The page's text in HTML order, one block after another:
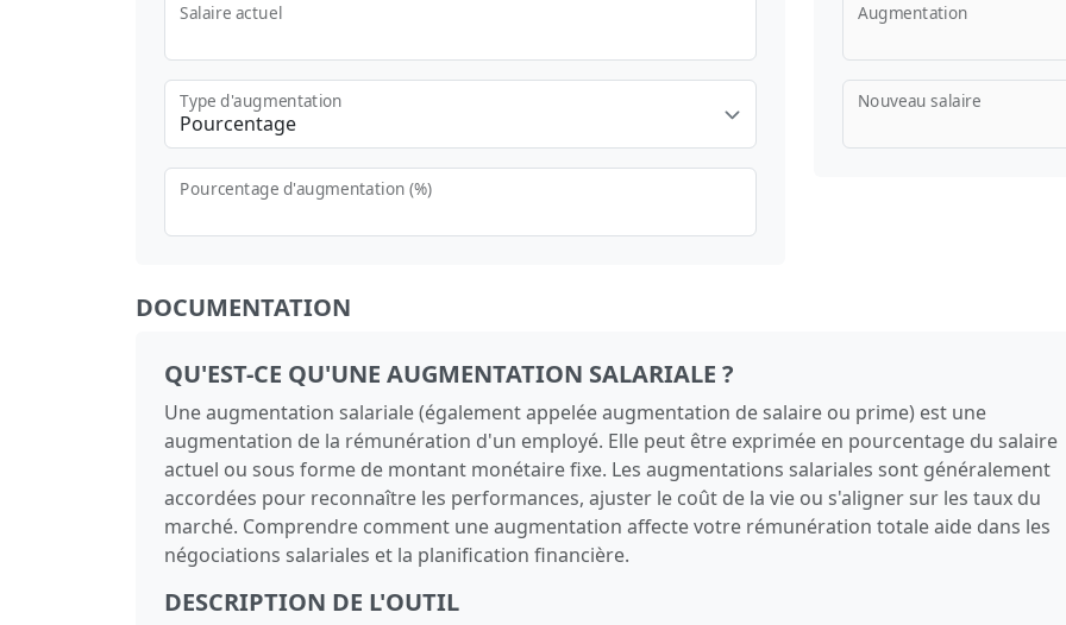
Salaire actuel
Pourcentage
Type d'augmentation
Pourcentage d'augmentation (%)
Augmentation
Nouveau salaire
DOCUMENTATION
QU'EST-CE QU'UNE AUGMENTATION SALARIALE ?
Une augmentation salariale (également appelée augmentation de salaire ou prime) est une
augmentation de la rémunération d'un employé. Elle peut être exprimée en pourcentage du salaire
actuel ou sous forme de montant monétaire fixe. Les augmentations salariales sont généralement
accordées pour reconnaître les performances, ajuster le coût de la vie ou s'aligner sur les taux du
marché. Comprendre comment une augmentation affecte votre rémunération totale aide dans les
négociations salariales et la planification financière.
DESCRIPTION DE L'OUTIL